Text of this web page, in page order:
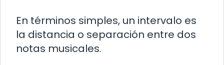
En términos simples, un intervalo es
la distancia o separación entre dos
notas musicales.